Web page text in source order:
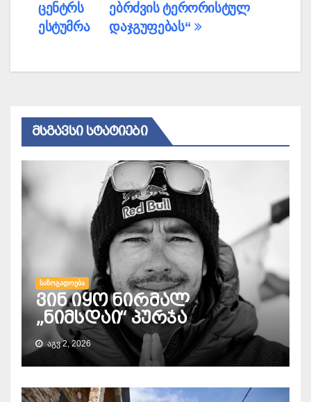
ებრძვის ტერორისტულ
დაჯგუფებას“
ცენტრს
ესტუმრა
ᲛᲡᲒᲐᲕᲡᲘ ᲡᲢᲐᲢᲘᲔᲑᲘ
ᲡᲐᲖᲝᲒᲐᲓᲝᲔᲑᲐ
ვინ იყო ნირმალ
„ნიმსდაი“ პურჯა
ᲐᲒᲕ 2, 2026